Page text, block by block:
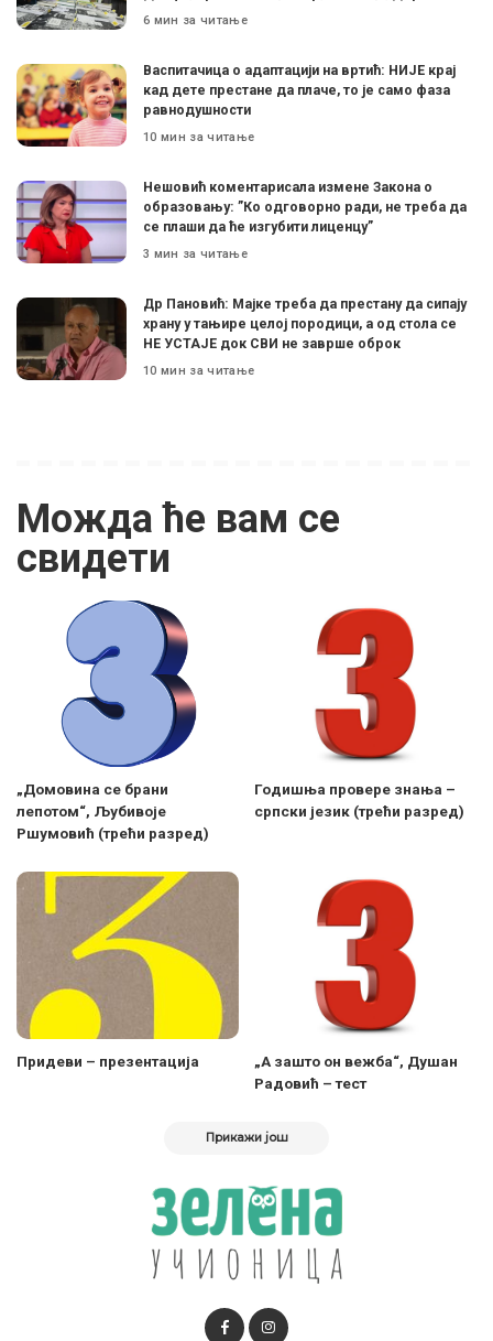
6 мин за читање
Васпитачица о адаптацији на вртић: НИЈЕ крај
кад дете престане да плаче, то је само фаза
равнодушности
10 мин за читање
Нешовић коментарисала измене Закона о
образовању: ”Ко одговорно ради, не треба да
се плаши да ће изгубити лиценцу”
3 мин за читање
Др Пановић: Мајке треба да престану да сипају
храну у тањире целој породици, а од стола се
НЕ УСТАЈЕ док СВИ не заврше оброк
10 мин за читање
Можда ће вам се
свидети
„Домовина се брани
лепотом“, Љубивоје
Ршумовић (трећи разред)
Годишња проверe знања –
српски језик (трећи разред)
Придеви – презентација
„А зашто он вежба“, Душан
Радовић – тест
Прикажи још